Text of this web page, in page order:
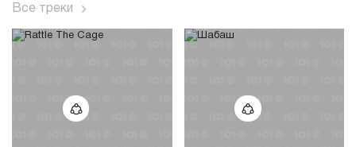
Все треки